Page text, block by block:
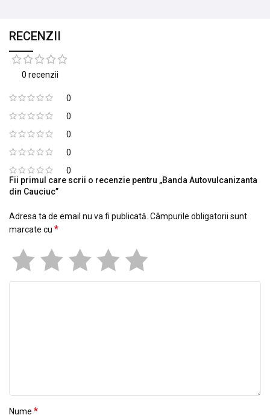
RECENZII
0 recenzii
0
0
0
0
0
Fii primul care scrii o recenzie pentru „Banda Autovulcanizanta
din Cauciuc”
Adresa ta de email nu va fi publicată. Câmpurile obligatorii sunt
marcate cu *
Nume *